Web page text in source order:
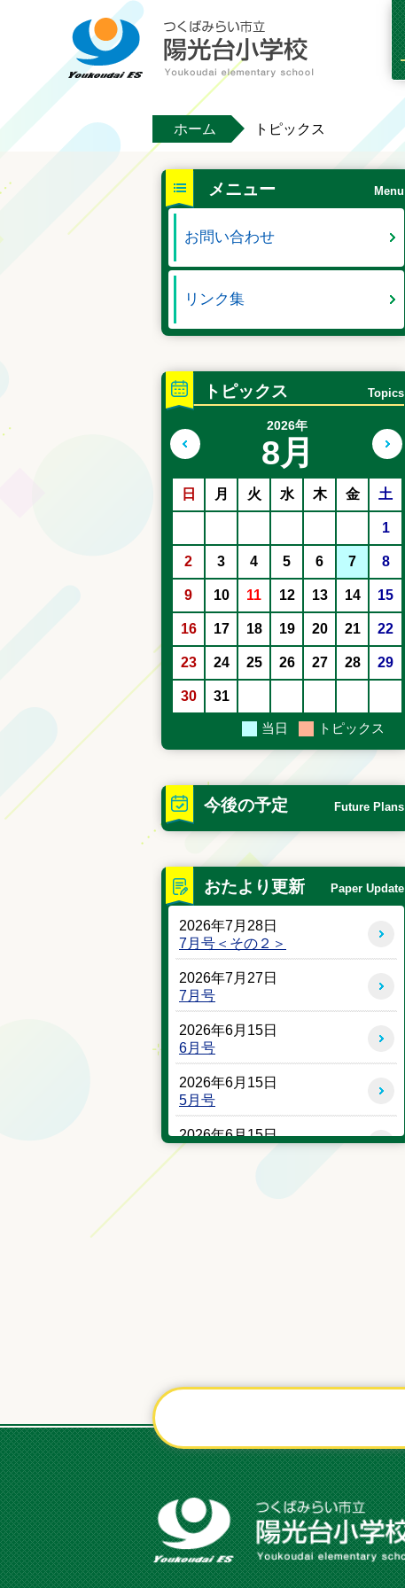
ホーム トピックス
メニュー Menu
お問い合わせ
リンク集
トピックス Topics
2026年
8月
日 月 火 水 木 金 土
1
2 3 4 5 6 7 8
9 10 11 12 13 14 15
16 17 18 19 20 21 22
23 24 25 26 27 28 29
30 31
前の月へ
当日 トピックス
今後の予定 Future Plans
おたより更新 Paper Update
2026年7月28日
7月号＜その２＞
2026年7月27日
7月号
2026年6月15日
6月号
2026年6月15日
5月号
2026年6月15日
4月号